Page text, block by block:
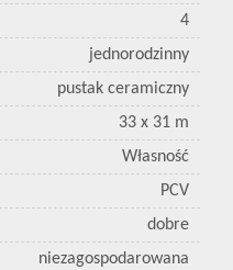
4
jednorodzinny
pustak ceramiczny
33 x 31 m
Własność
PCV
dobre
niezagospodarowana